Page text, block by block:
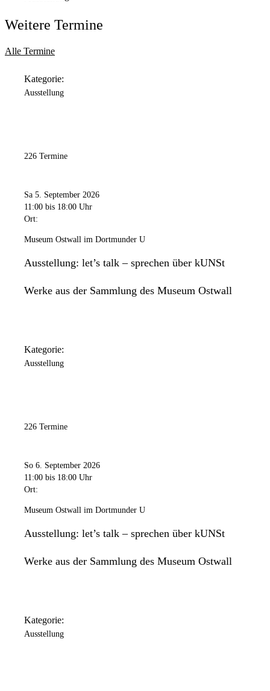
Montag
Geschlossen
11:00 Uhr
Mittwoch
Freitag
11:00 Uhrbis18:00 Uhr
Sonntag
11:00 Uhr bis 18:00 Uhr
Das Dortmunder U ist an folgenden Tagen geschlossen: 24.
Weitere Termine
Alle Termine
Kategorie:
Ausstellung
226 Termine
Sa 5. September 2026
11:00 bis 18:00 Uhr
Ort:
Museum Ostwall im Dortmunder U
Ausstellung: let’s talk – sprechen über kUNSt
Werke aus der Sammlung des Museum Ostwall
Kategorie:
Ausstellung
226 Termine
So 6. September 2026
11:00 bis 18:00 Uhr
Ort:
Museum Ostwall im Dortmunder U
Ausstellung: let’s talk – sprechen über kUNSt
Werke aus der Sammlung des Museum Ostwall
Kategorie:
Ausstellung